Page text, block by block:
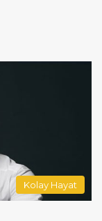
Kolay Hayat